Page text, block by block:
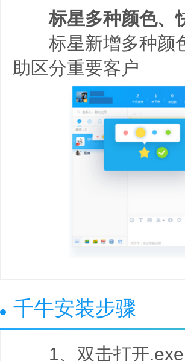
标星多种颜色、
标星新增多种颜色
助区分重要客户
千牛安装步骤
1、双击打开.exe